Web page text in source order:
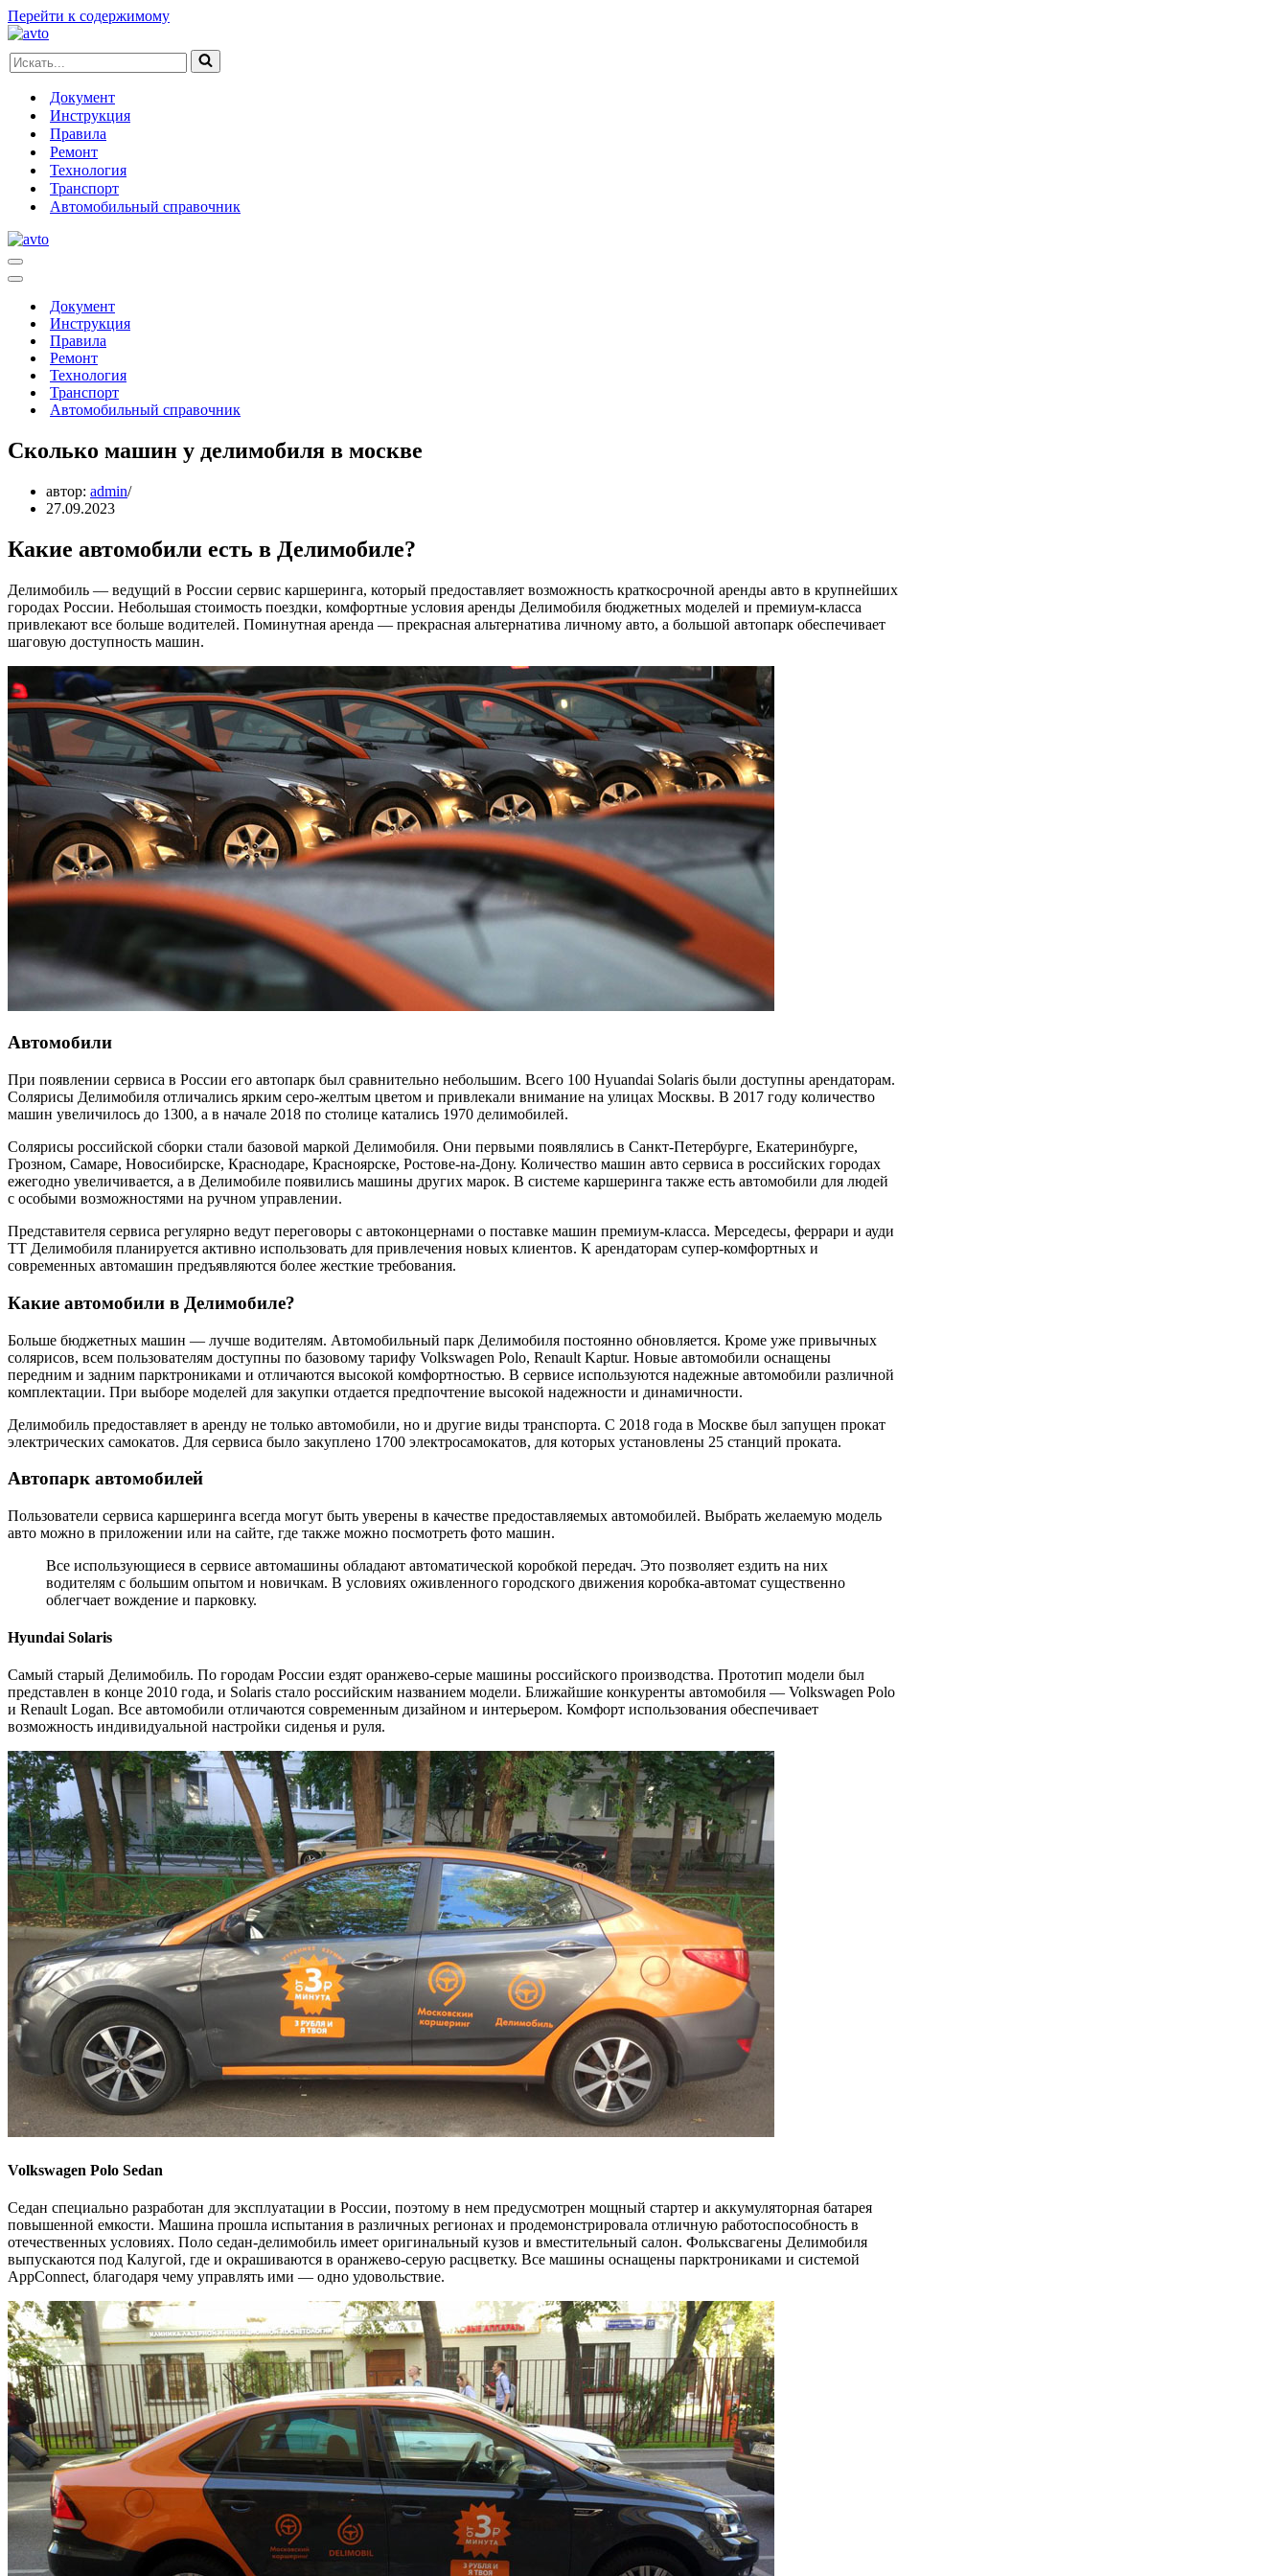
Перейти к содержимому
Искать...
Документ
Инструкция
Правила
Ремонт
Технология
Транспорт
Автомобильный справочник
Меню
навигации
Меню
навигацииДокумент
Инструкция
Правила
Ремонт
Технология
Транспорт
Автомобильный справочник
Сколько машин у делимобиля в москве
автор: admin
27.09.2023
Какие автомобили есть в Делимобиле?
Делимобиль — ведущий в России сервис каршеринга, который предоставляет возможность краткосрочной аренды авто в крупнейших
городах России. Небольшая стоимость поездки, комфортные условия аренды Делимобиля бюджетных моделей и премиум-класса
привлекают все больше водителей. Поминутная аренда — прекрасная альтернатива личному авто, а большой автопарк обеспечивает
шаговую доступность машин.
Автомобили
При появлении сервиса в России его автопарк был сравнительно небольшим. Всего 100 Hyuandai Solaris были доступны арендаторам.
Солярисы Делимобиля отличались ярким серо-желтым цветом и привлекали внимание на улицах Москвы. В 2017 году количество
машин увеличилось до 1300, а в начале 2018 по столице катались 1970 делимобилей.
Солярисы российской сборки стали базовой маркой Делимобиля. Они первыми появлялись в Санкт-Петербурге, Екатеринбурге,
Грозном, Самаре, Новосибирске, Краснодаре, Красноярске, Ростове-на-Дону. Количество машин авто сервиса в российских городах
ежегодно увеличивается, а в Делимобиле появились машины других марок. В системе каршеринга также есть автомобили для людей
с особыми возможностями на ручном управлении.
Представителя сервиса регулярно ведут переговоры с автоконцернами о поставке машин премиум-класса. Мерседесы, феррари и ауди
ТТ Делимобиля планируется активно использовать для привлечения новых клиентов. К арендаторам супер-комфортных и
современных автомашин предъявляются более жесткие требования.
Какие автомобили в Делимобиле?
Больше бюджетных машин — лучше водителям. Автомобильный парк Делимобиля постоянно обновляется. Кроме уже привычных
солярисов, всем пользователям доступны по базовому тарифу Volkswagen Polo, Renault Kaptur. Новые автомобили оснащены
передним и задним парктрониками и отличаются высокой комфортностью. В сервисе используются надежные автомобили различной
комплектации. При выборе моделей для закупки отдается предпочтение высокой надежности и динамичности.
Делимобиль предоставляет в аренду не только автомобили, но и другие виды транспорта. С 2018 года в Москве был запущен прокат
электрических самокатов. Для сервиса было закуплено 1700 электросамокатов, для которых установлены 25 станций проката.
Автопарк автомобилей
Пользователи сервиса каршеринга всегда могут быть уверены в качестве предоставляемых автомобилей. Выбрать желаемую модель
авто можно в приложении или на сайте, где также можно посмотреть фото машин.
Все использующиеся в сервисе автомашины обладают автоматической коробкой передач. Это позволяет ездить на них
водителям с большим опытом и новичкам. В условиях оживленного городского движения коробка-автомат существенно
облегчает вождение и парковку.
Hyundai Solaris
Самый старый Делимобиль. По городам России ездят оранжево-серые машины российского производства. Прототип модели был
представлен в конце 2010 года, и Solaris стало российским названием модели. Ближайшие конкуренты автомобиля — Volkswagen Polo
и Renault Logan. Все автомобили отличаются современным дизайном и интерьером. Комфорт использования обеспечивает
возможность индивидуальной настройки сиденья и руля.
Volkswagen Polo Sedan
Седан специально разработан для эксплуатации в России, поэтому в нем предусмотрен мощный стартер и аккумуляторная батарея
повышенной емкости. Машина прошла испытания в различных регионах и продемонстрировала отличную работоспособность в
отечественных условиях. Поло седан-делимобиль имеет оригинальный кузов и вместительный салон. Фольксвагены Делимобиля
выпускаются под Калугой, где и окрашиваются в оранжево-серую расцветку. Все машины оснащены парктрониками и системой
AppConnect, благодаря чему управлять ими — одно удовольствие.